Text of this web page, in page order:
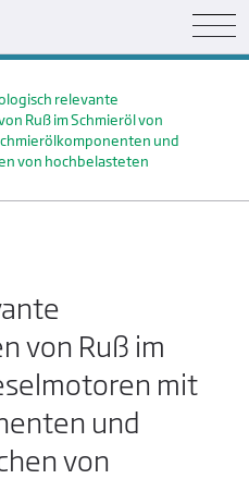
relevante
Ruß im Schmieröl von
und
von hochbelasteten
von Ruß im
mit
und
von